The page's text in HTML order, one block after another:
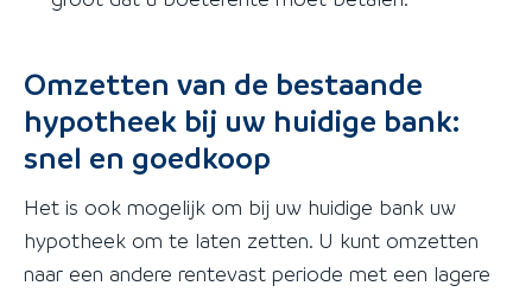
Omzetten van de bestaande
hypotheek bij uw huidige bank:
snel en goedkoop
Het is ook mogelijk om bij uw huidige bank uw
hypotheek om te laten zetten. U kunt omzetten
naar een andere rentevast periode met een lagere